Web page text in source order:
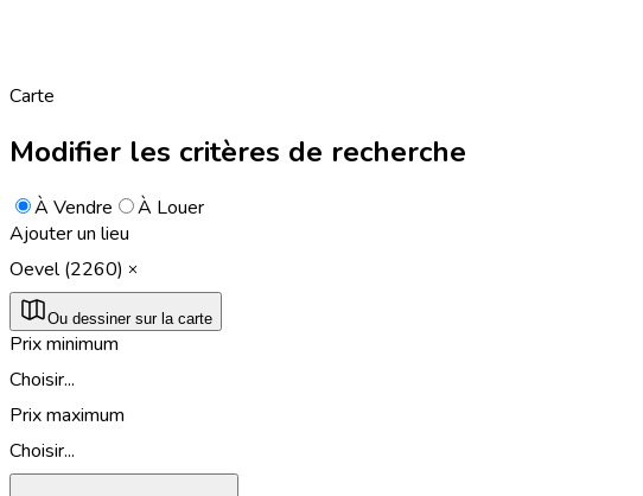
Carte
Modifier les critères de recherche
À Vendre
À Louer
Ajouter un lieu
Oevel (2260)
Ou dessiner sur la carte
Prix minimum
Choisir...
Prix maximum
Choisir...